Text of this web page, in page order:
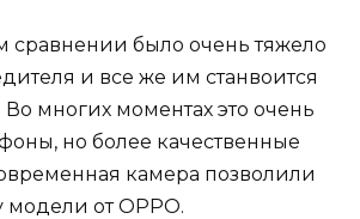
сравнении было очень тяжело
и все же им станвоится
Во многих моментах это очень
но более качественные
камера позволили
модели от OPPO.